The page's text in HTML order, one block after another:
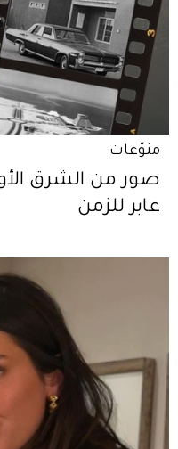
منوّعات
صور من الشرق
عابر للزمن